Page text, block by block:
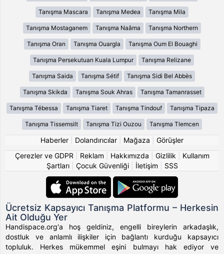
Tanışma Mascara Tanışma Medea Tanışma Mila
Tanışma Mostaganem Tanışma Naâma Tanışma Northern
Tanışma Oran Tanışma Ouargla Tanışma Oum El Bouaghi
Tanışma Persekutuan Kuala Lumpur Tanışma Relizane
Tanışma Saida Tanışma Sétif Tanışma Sidi Bel Abbès
Tanışma Skikda Tanışma Souk Ahras Tanışma Tamanrasset
Tanışma Tébessa Tanışma Tiaret Tanışma Tindouf Tanışma Tipaza
Tanışma Tissemsilt Tanışma Tizi Ouzou Tanışma Tlemcen
Haberler Dolandırıcılar Mağaza
Görüşler
Çerezler ve GDPR
Reklam Hakkımızda Gizlilik
Kullanım
Şartları| Çocuk Güvenliği| İletişim SSS
Ücretsiz Kapsayıcı Tanışma Platformu – Herkesin
Ait Olduğu Yer
Handispace.org'a hoş geldiniz, engelli bireylerin arkadaşlık,
dostluk ve anlamlı ilişkiler için bağlantı kurduğu kapsayıcı
topluluk. Herkes mükemmel eşini bulmayı hak ediyor ve